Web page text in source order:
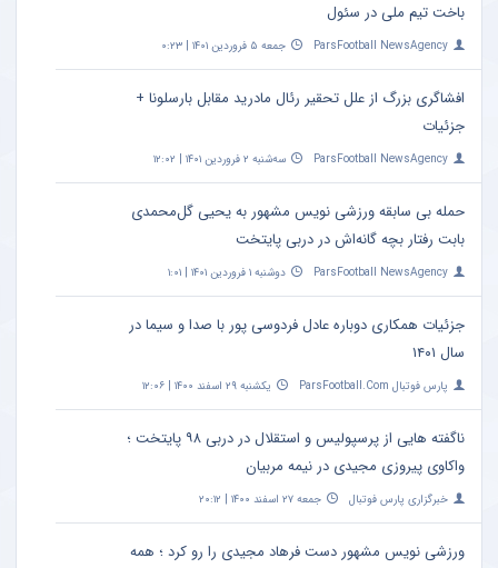
باخت تیم ملی در سئول
ParsFootball NewsAgency جمعه ۵ فروردین ۱۴۰۱ | ۰:۲۳
افشاگری بزرگ از علل تحقیر رئال مادرید مقابل بارسلونا +
جزئیات
ParsFootball NewsAgency سه‌شنبه ۲ فروردین ۱۴۰۱ | ۱۲:۰۲
حمله بی سابقه ورزشی نویس مشهور به یحیی گل‌محمدی
بابت رفتار بچه گانه‌اش در دربی پایتخت
ParsFootball NewsAgency دوشنبه ۱ فروردین ۱۴۰۱ | ۱:۰۱
جزئیات همکاری دوباره عادل فردوسی‌ پور با صدا و سیما در
سال ۱۴۰۱
پارس فوتبال ParsFootball.Com یکشنبه ۲۹ اسفند ۱۴۰۰ | ۱۲:۰۶
ناگفته هایی از پرسپولیس و استقلال در دربی ۹۸ پایتخت ؛
واکاوی پیروزی مجیدی در نیمه مربیان
خبرگزاری پارس فوتبال جمعه ۲۷ اسفند ۱۴۰۰ | ۲۰:۱۲
ورزشی نویس مشهور دست فرهاد مجیدی را رو کرد ؛ همه